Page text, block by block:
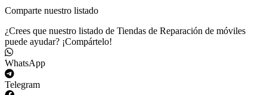
Comparte nuestro listado
¿Crees que nuestro listado de Tiendas de Reparación de móviles
puede ayudar? ¡Compártelo!
WhatsApp
Telegram